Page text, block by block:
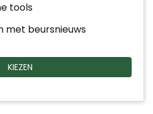
tools
met beursnieuws
KIEZEN